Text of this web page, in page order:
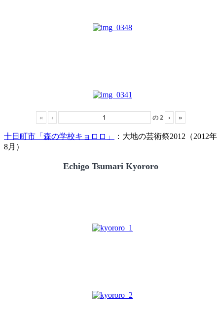
« ‹ の2 › »
十日町市「森の学校キョロロ」
：大地の芸術祭2012（2012年
8月）
Echigo Tsumari Kyororo